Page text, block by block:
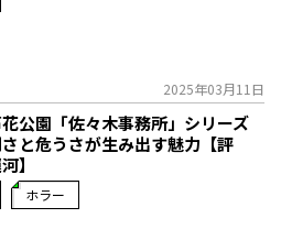
2025年03月11日
花公園「佐々木事務所」シリーズ
さと危うさが生み出す魅力【評
】
ホラー